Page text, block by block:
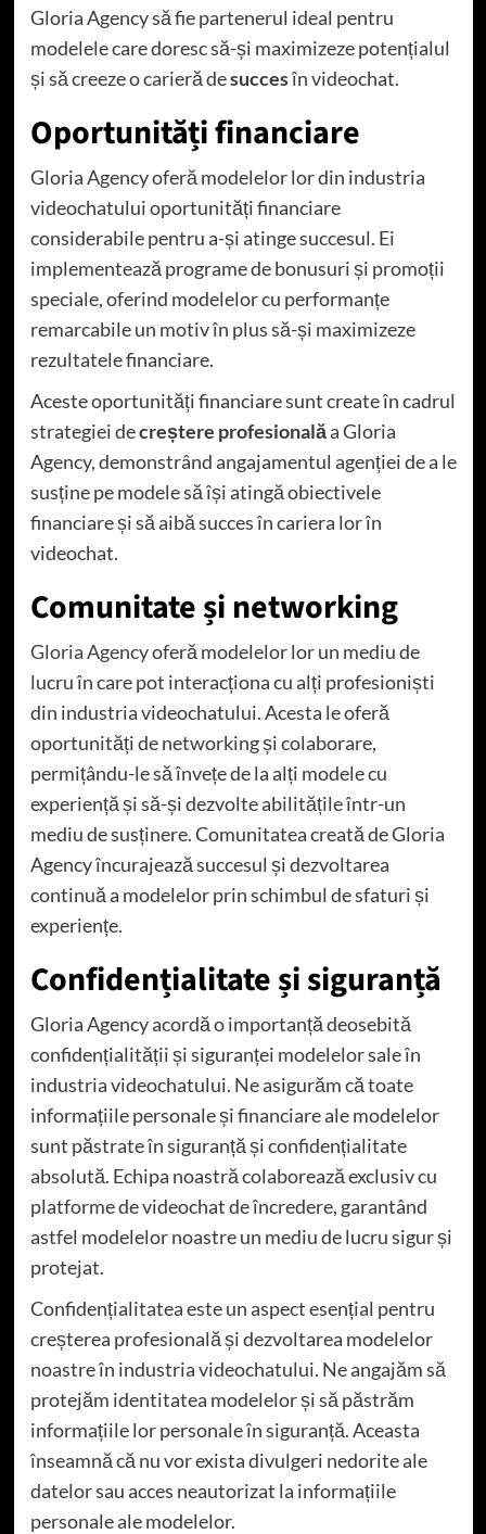
Gloria Agency să fie partenerul ideal pentru
modelele care doresc să-și maximizeze potențialul
și să creeze o carieră desuccesîn videochat.
Oportunități financiare
Gloria Agency oferă modelelor lor din industria
videochatului oportunități financiare
considerabile pentru a-și atinge succesul. Ei
implementează programe de bonusuri și promoții
speciale, oferind modelelor cu performanțe
remarcabile un motiv în plus să-și maximizeze
rezultatele financiare.
Aceste oportunități financiare sunt create în cadrul
strategiei decreștere profesionalăa Gloria
Agency, demonstrând angajamentul agenției de a le
susține pe modele să își atingă obiectivele
financiare și să aibă succes în cariera lor în
videochat.
Comunitate și networking
Gloria Agencyoferă modelelor lor un mediu de
lucru în care pot interacționa cu alți profesioniști
din industria videochatului. Acesta le oferă
oportunități de networking și colaborare,
permițându-le să învețe de la alți modele cu
experiență și să-și dezvolte abilitățile într-un
mediu de susținere. Comunitatea creată de Gloria
Agency încurajează succesul și dezvoltarea
continuă a modelelor prin schimbul de sfaturi și
experiențe.
Confidențialitate și siguranță
Gloria Agency acordă o importanță deosebită
confidențialității și siguranței modelelor sale în
industria videochatului. Ne asigurăm că toate
informațiile personale și financiare ale modelelor
sunt păstrate în siguranță și confidențialitate
absolută. Echipa noastră colaborează exclusiv cu
platforme de videochat de încredere, garantând
astfel modelelor noastre un mediu de lucru sigur și
protejat.
Confidențialitatea este un aspect esențial pentru
creșterea profesională și dezvoltarea modelelor
noastre în industria videochatului. Ne angajăm să
protejăm identitatea modelelor și să păstrăm
informațiile lor personale în siguranță. Aceasta
înseamnă că nu vor exista divulgeri nedorite ale
datelor sau acces neautorizat la informațiile
personale ale modelelor.